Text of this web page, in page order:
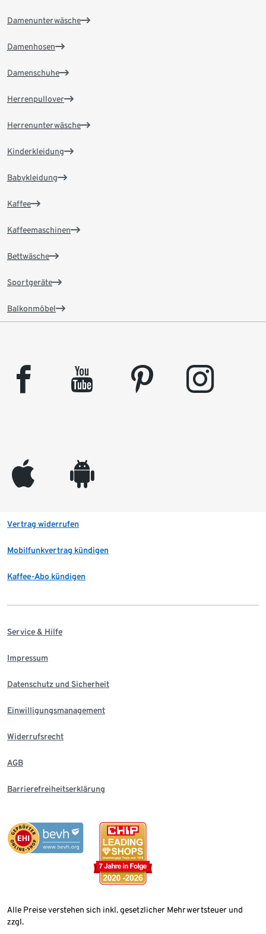
Damenunterwäsche
Damenhosen
Damenschuhe
Herrenpullover
Herrenunterwäsche
Kinderkleidung
Babykleidung
Kaffee
Kaffeemaschinen
Bettwäsche
Sportgeräte
Balkonmöbel
facebook youtube pinterest instagram
appleinc android
Vertrag widerrufen
Mobilfunkvertrag kündigen
Kaffee-Abo kündigen
Service & Hilfe
Impressum
Datenschutz und Sicherheit
Einwilligungsmanagement
Widerrufsrecht
AGB
Barrierefreiheitserklärung
Alle Preise verstehen sich inkl. gesetzlicher Mehrwertsteuer und
zzgl.